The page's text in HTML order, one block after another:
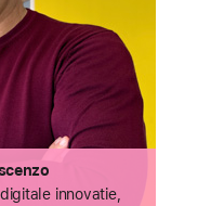
innovatie,